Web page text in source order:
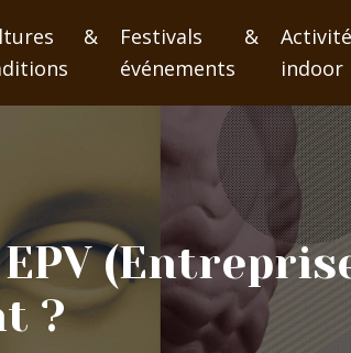
&
Festivals &
événements
indoor
?